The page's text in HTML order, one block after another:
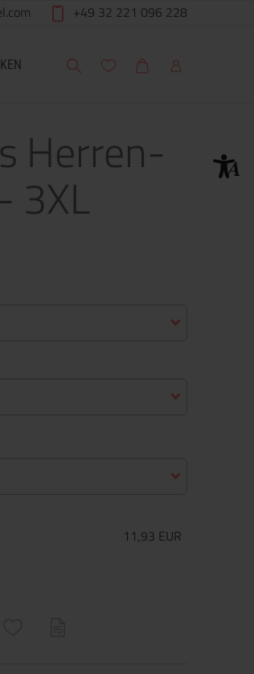
+49 32 221 096 228
Suche Meine Wunschliste
WarenkorbMein Account
Herren-
3XL
11,93 EUR